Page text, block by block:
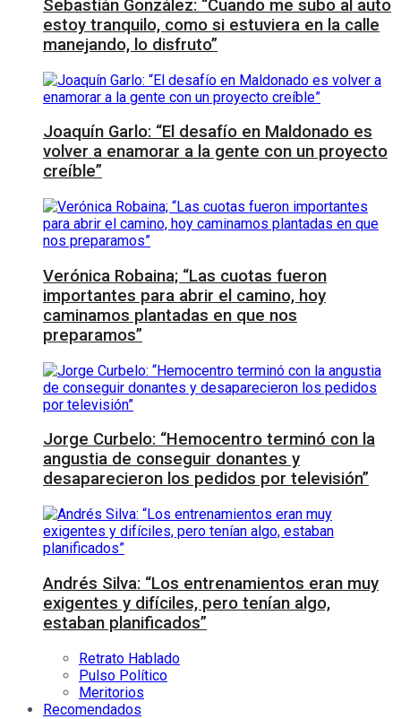
Sebastián González: “Cuando me subo al auto
estoy tranquilo, como si estuviera en la calle
manejando, lo disfruto”
Joaquín Garlo: “El desafío en Maldonado es
volver a enamorar a la gente con un proyecto
creíble”
Verónica Robaina; “Las cuotas fueron
importantes para abrir el camino, hoy
caminamos plantadas en que nos
preparamos”
Jorge Curbelo: “Hemocentro terminó con la
angustia de conseguir donantes y
desaparecieron los pedidos por televisión”
Andrés Silva: “Los entrenamientos eran muy
exigentes y difíciles, pero tenían algo,
estaban planificados”
Retrato Hablado
Pulso Político
Meritorios
Recomendados